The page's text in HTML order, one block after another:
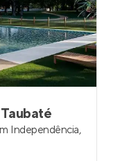
Independência,